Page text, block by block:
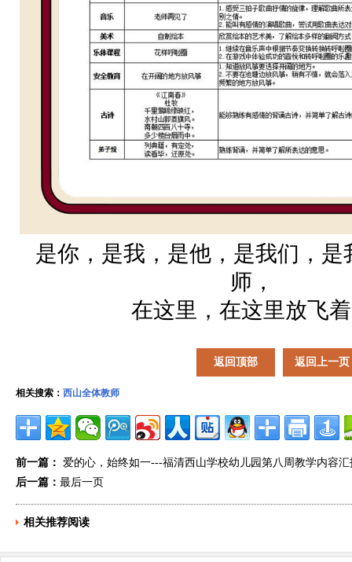
是你，是我，是他，是我们，是
师，
在这里，在这里放飞
返回顶部 返回上一页
相关搜索： 西山全体教师
前一篇： 爱的心，始终如一---福清西山学校幼儿园第八周教学内容汇
后一篇： 最后一页
相关推荐阅读